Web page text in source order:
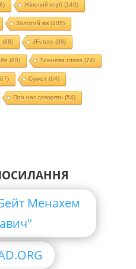
Жіночий клуб (149)
Золотий вік(105)
(88) JFuture (88)
(80) Тижнева глава (74)
Суккот (64)
Про нас говорять (54)
Менахем